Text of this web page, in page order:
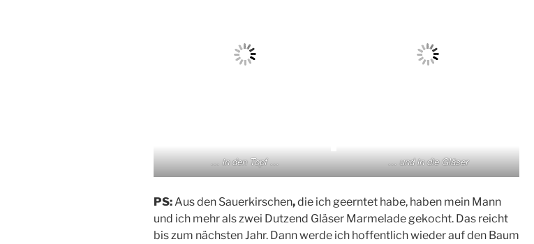
… in den Topf … … und in die Gläser
PS: Aus den Sauerkirschen,die ich geerntet habe, haben mein Mann
und ich mehr als zwei Dutzend Gläser Marmelade gekocht. Das reicht
bis zum nächsten Jahr. Dann werde ich hoffentlich wieder auf den Baum